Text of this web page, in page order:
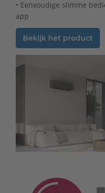
• Eenvoudige slimme
app
Bekijk het product